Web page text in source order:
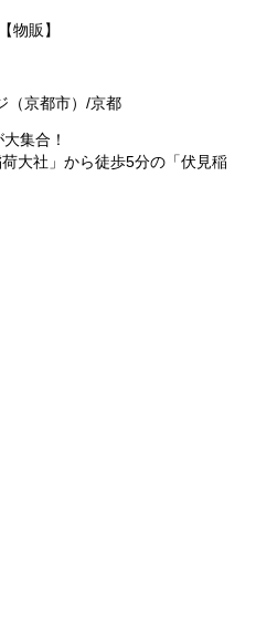
物販】
京都市）/京都
集合！
大社」から徒歩5分の「伏見稲